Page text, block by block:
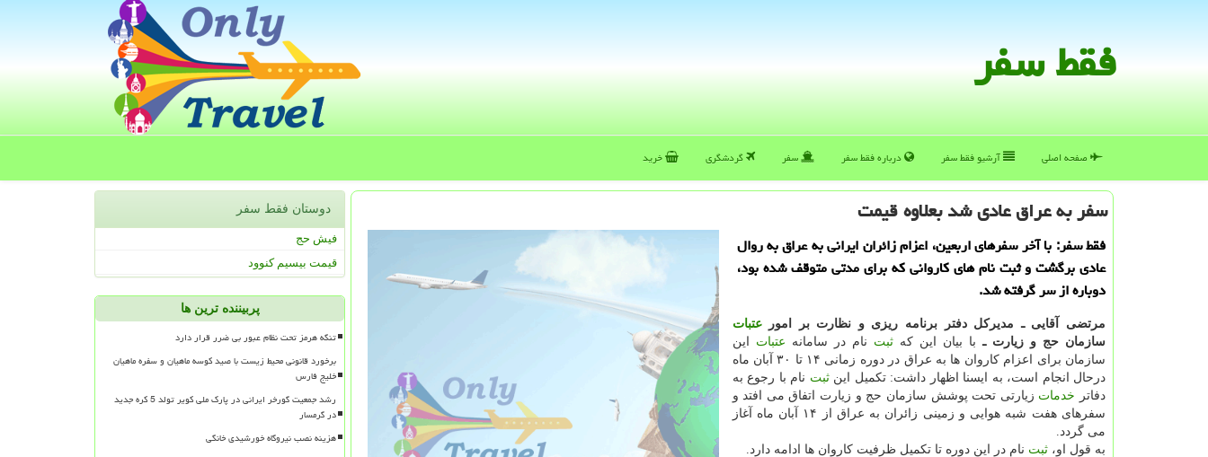
فقط سفر
صفحه اصلی آرشیو فقط سفر درباره فقط سفر سفر گردشگری خرید
سفر به عراق عادی شد بعلاوه قیمت
فقط سفر: با آخر سفرهای اربعین، اعزام زائران ایرانی به عراق به روال
عادی برگشت و ثبت نام های كاروانی كه برای مدتی متوقف شده بود،
دوباره از سر گرفته شد.
مرتضی آقایی ـ مدیركل دفتر برنامه ریزی و نظارت بر امورعتبات
سازمان حج و زیارت ـبا بیان این كهثبت نام در سامانه عتبات این
سازمان برای اعزام كاروان ها به عراق در دوره زمانی ۱۴ تا ۳۰ آبان ماه
درحال انجام است، به ایسنا اظهار داشت: تكمیل اینثبت نام با رجوع به
دفاتر خدمات زیارتی تحت پوشش سازمان حج و زیارت اتفاق می افتد و
سفرهای هفت شبه هوایی و زمینی زائران به عراق از ۱۴ آبان ماه آغاز
می گردد.
به قول او، ثبت نام در این دوره تا تكمیل ظرفیت كاروان ها ادامه دارد.
دوستان فقط سفر
فیش حج
قیمت بیسیم کنوود
پربیننده ترین ها
تنگه هرمز تحت نظام عبور بی ضرر قرار دارد
برخورد قانونی محیط زیست با صید کوسه ماهیان و سفره ماهیان
خلیج فارس
رشد جمعیت گورخر ایرانی در پارک ملی کویر تولد 5 کره جدید
در گرمسار
هزینه نصب نیروگاه خورشیدی خانگی